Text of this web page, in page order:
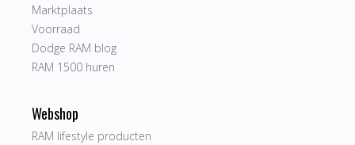
Marktplaats
Voorraad
Dodge RAM blog
RAM 1500 huren
Webshop
RAM lifestyle producten